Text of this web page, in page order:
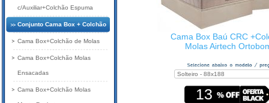
Cama Box Baú CRC
Molas Airtech
13
c/Auxiliar+Colchão Espuma
Conjunto Cama Box + Colchão
Cama Box+Colchão de Molas
Cama Box+Colchão Molas
Ensacadas
Cama Box+Colchão Molas